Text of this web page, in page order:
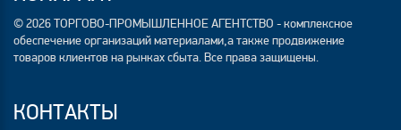
© 2026 ТОРГОВО-ПРОМЫШЛЕННОЕ АГЕНТСТВО - комплексное
обеспечение организаций материалами,а также продвижение
товаров клиентов на рынках сбыта. Все права защищены.
КОНТАКТЫ